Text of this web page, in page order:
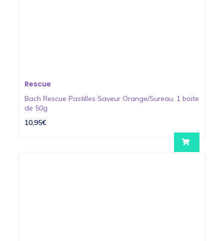
Rescue
Bach Rescue Pastilles Saveur Orange/Sureau, 1 boite
de 50g
10,95€